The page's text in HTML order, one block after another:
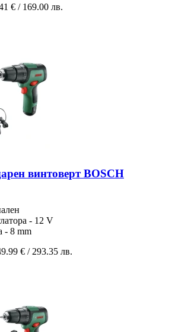
€ / 169.00 лв.
винтоверт BOSCH
- 12 V
- 8 mm
€ / 293.35 лв.